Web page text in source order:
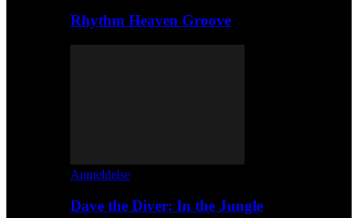
Rhythm Heaven Groove
Anmeldelse
Dave the Diver: In the Jungle